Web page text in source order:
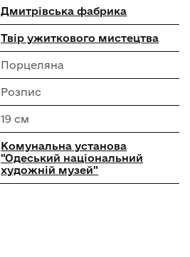
Дмитрівська фабрика
Твір ужиткового мистецтва
Порцеляна
Розпис
19 см
Комунальна установа
"Одеський національний
художній музей"